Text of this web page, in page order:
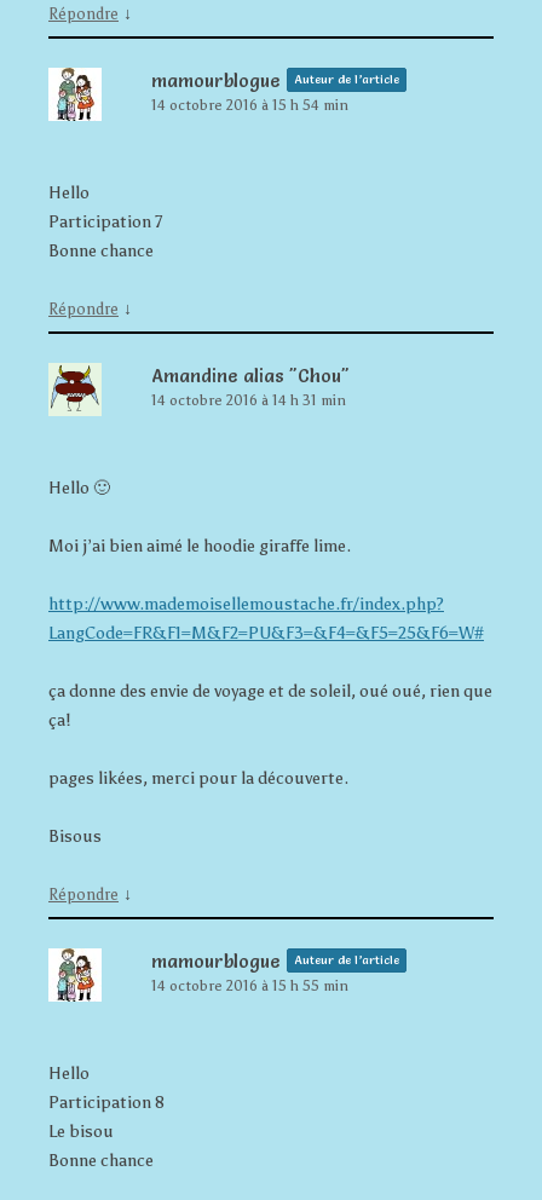
Répondre ↓
mamourblogue Auteur de l’article
14 octobre 2016 à 15 h 54 min
Hello
Participation 7
Bonne chance
Répondre ↓
Amandine alias "Chou"
14 octobre 2016 à 14 h 31 min
Hello 🙂
Moi j’ai bien aimé le hoodie giraffe lime.
http://www.mademoisellemoustache.fr/index.php?
LangCode=FR&F1=M&F2=PU&F3=&F4=&F5=25&F6=W#
ça donne des envie de voyage et de soleil, oué oué, rien que
ça!
pages likées, merci pour la découverte.
Bisous
Répondre ↓
mamourblogue Auteur de l’article
14 octobre 2016 à 15 h 55 min
Hello
Participation 8
Le bisou
Bonne chance